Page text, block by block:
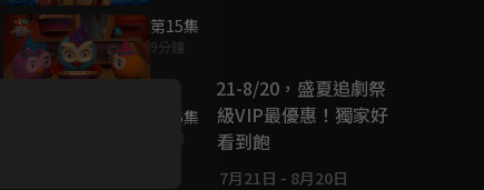
第15集
9分鐘
第16集
9分鐘
好康資訊
7/21-8/20，盛夏追劇祭
升級VIP最優惠！獨家好
戲看到飽
7月21日 - 8月20日